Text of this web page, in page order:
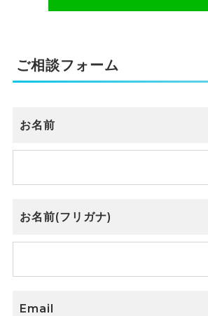
ご相談フォーム
お名前
お名前(フリガナ)
Email